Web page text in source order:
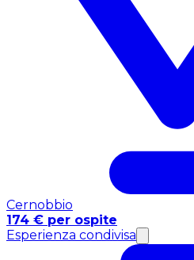
Cernobbio
174 € per ospite
Esperienza condivisa